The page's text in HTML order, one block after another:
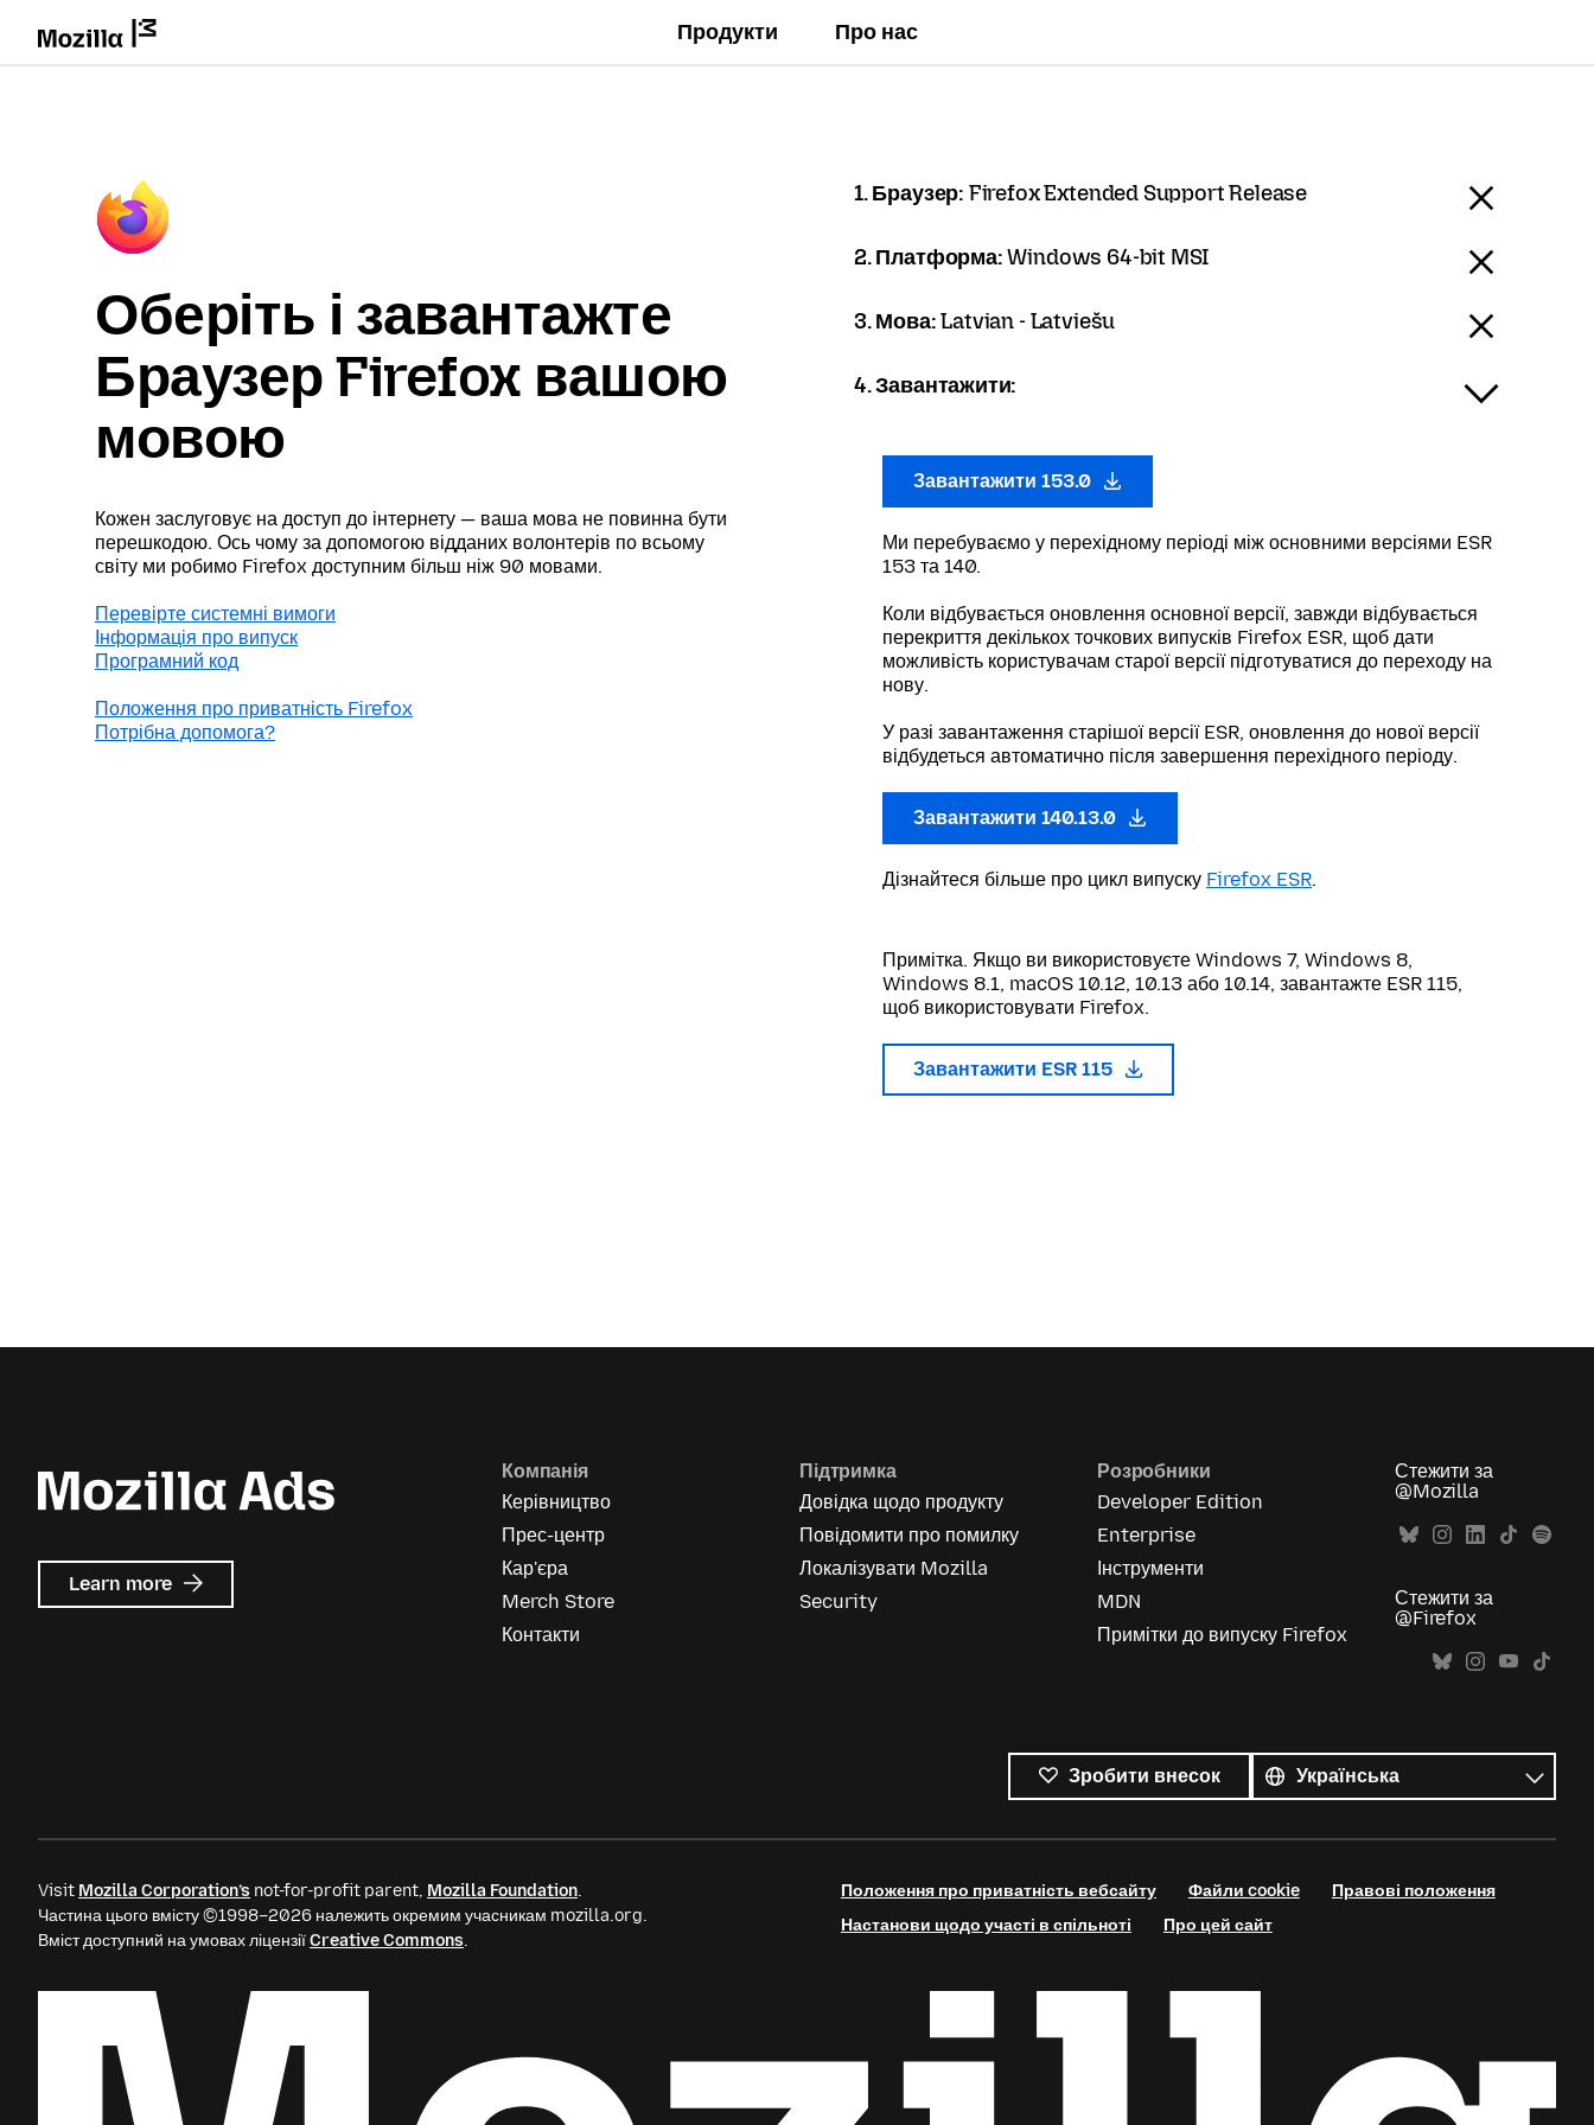
Продукти Про нас
Оберіть і завантажте
Браузер Firefox вашою
мовою
Кожен заслуговує на доступ до інтернету — ваша мова не повинна бути
перешкодою. Ось чому за допомогою відданих волонтерів по всьому
світу ми робимо Firefox доступним більш ніж 90 мовами.
Перевірте системні вимоги
Інформація про випуск
Програмний код
Положення про приватність Firefox
Потрібна допомога?
1. Браузер: Firefox Extended Support Release
2. Платформа:Windows 64-bit MSI
3. Мова:Latvian - Latviešu
4. Завантажити:
Завантажити 153.0
Ми перебуваємо у перехідному періоді між основними версіями ESR
153 та 140.
Коли відбувається оновлення основної версії, завжди відбувається
перекриття декількох точкових випусків Firefox ESR, щоб дати
можливість користувачам старої версії підготуватися до переходу на
нову.
У разі завантаження старішої версії ESR, оновлення до нової версії
відбудеться автоматично після завершення перехідного періоду.
Завантажити 140.13.0
Дізнайтеся більше про цикл випуску Firefox ESR.
Примітка. Якщо ви використовуєте Windows 7, Windows 8,
Windows 8.1, macOS 10.12, 10.13 або 10.14, завантажте ESR 115,
щоб використовувати Firefox.
Завантажити ESR 115
Learn more about
Mozilla
Компанія
Керівництво
Прес-центр
Кар'єра
Merch Store
Контакти
Підтримка
Довідка щодо продукту
Повідомити про помилку
Локалізувати Mozilla
Security
Розробники
Developer Edition
Enterprise
Інструменти
MDN
Примітки до випуску Firefox
Стежити за
@Mozilla
Стежити за
@Firefox
Зробити внесок
мови
Мова
Visit Mozilla Corporation’s not-for-profit parent, Mozilla Foundation.
Частина цього вмісту ©1998–2026 належить окремим учасникам mozilla.org.
Вміст доступний на умовах ліцензіїCreative Commons.
Положення про приватність вебсайту Файли cookie
Правові положення
Настанови щодо участі в спільноті
Про цей сайт